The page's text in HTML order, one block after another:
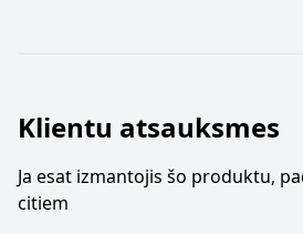
Klientu atsauksmes
Ja esat izmantojis šo produktu,
citiem